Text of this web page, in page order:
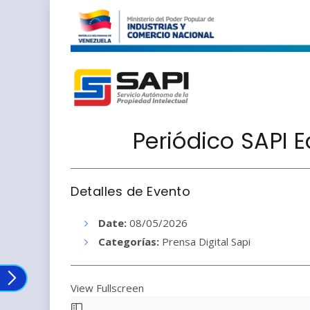
Periódico SAPI
Detalles de Evento
Date: 08/05/2026
Categorías: Prensa Digital Sapi
View Fullscreen